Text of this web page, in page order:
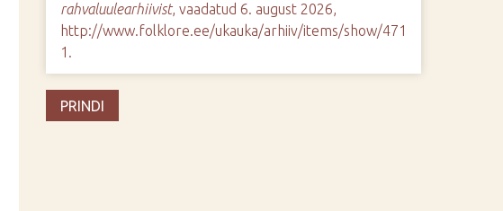
rahvaluulearhiivist, vaadatud 6. august 2026,
http://www.folklore.ee/ukauka/arhiiv/items/show/471
1 .
PRINDI